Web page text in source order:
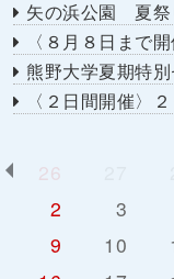
矢の浜公園 夏祭
〈８月８日まで
熊野大学夏期特別セミ
〈２日間開催〉
26
2
3
9
10